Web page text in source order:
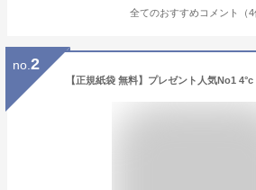
全てのおすすめコメント（4
no. 2